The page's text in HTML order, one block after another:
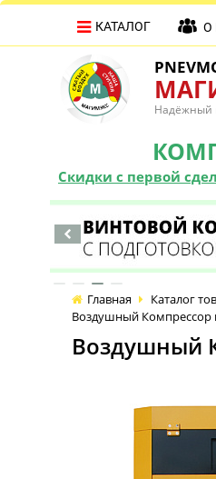
Надёжный
Скидки с первой
КАТАЛОГ О
Главная Каталог
Воздушный Компрессор
Воздушный